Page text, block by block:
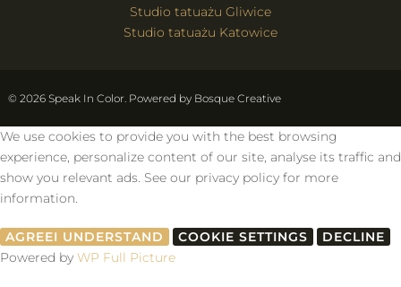
Studio tatuażu Gliwice
Studio tatuażu Katowice
© 2026 Speak In Color. Powered by Bosque Creative
We use cookies to provide you with the best browsing
experience, personalize content of our site, analyse its traffic and
show you relevant ads. See our privacy policy for more
information.
AGREEI UNDERSTAND COOKIE SETTINGS
DECLINE
Powered by WP Full Picture